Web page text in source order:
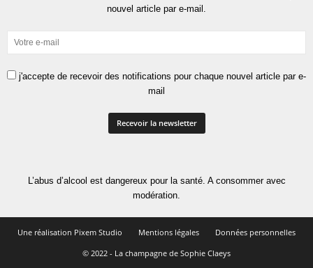
nouvel article par e-mail.
j'accepte de recevoir des notifications pour chaque nouvel article par e-
mail
L’abus d’alcool est dangereux pour la santé. A consommer avec
modération.
Une réalisation Pixem Studio Mentions légales
Données personnelles
© 2022 - La champagne de Sophie Claeys